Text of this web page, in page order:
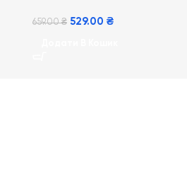
659.00₴ 529.00 ₴